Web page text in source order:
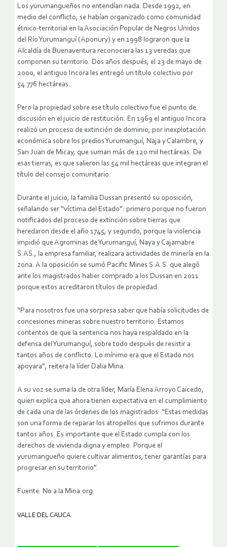
Los yurumangueños no entendían nada. Desde 1992, en
medio del conflicto, se habían organizado como comunidad
étnico-territorial en la Asociación Popular de Negros Unidos
del Río Yurumanguí (Aponury) y en 1998 lograron que la
Alcaldía de Buenaventura reconociera las 13 veredas que
componen su territorio. Dos años después, el 23 de mayo de
2000, el antiguo Incora les entregó un título colectivo por
54.776 hectáreas.
Pero la propiedad sobre ese título colectivo fue el punto de
discusión en el juicio de restitución. En 1969 el antiguo Incora
realizó un proceso de extinción de dominio, por inexplotación
económica sobre los predios Yurumanguí, Naja y Calambre, y
San Juan de Micay, que suman más de 120 mil hectáreas. De
esas tierras, es que salieron las 54 mil hectáreas que integran el
título del consejo comunitario.
Durante el juicio, la familia Dussan presentó su oposición,
señalando ser “víctima del Estado”: primero porque no fueron
notificados del proceso de extinción sobre tierras que
heredaron desde el año 1745; y segundo, porque la violencia
impidió que Agrominas de Yurumanguí, Naya y Cajamabre
S.AS., la empresa familiar, realizara actividades de minería en la
zona. A la oposición se sumó Pacific Mines S.A.S. que alegó
ante los magistrados haber comprado a los Dussan en 2011
porque estos acreditaron títulos de propiedad.
“Para nosotros fue una sorpresa saber que había solicitudes de
concesiones mineras sobre nuestro territorio. Estamos
contentos de que la sentencia nos haya respaldado en la
defensa del Yurumanguí, sobre todo después de resistir a
tantos años de conflicto. Lo mínimo era que el Estado nos
apoyara”, reitera la líder Dalia Mina.
A su voz se suma la de otra líder, María Elena Arroyo Caicedo,
quien explica que ahora tienen expectativa en el cumplimiento
de cada una de las órdenes de los magistrados: “Estas medidas
son una forma de reparar los atropellos que sufrimos durante
tantos años. Es importante que el Estado cumpla con los
derechos de vivienda digna y empleo. Porque el
yurumangueño quiere cultivar alimentos, tener garantías para
progresar en su territorio”.
Fuente: No a la Mina.org
VALLE DEL CAUCA